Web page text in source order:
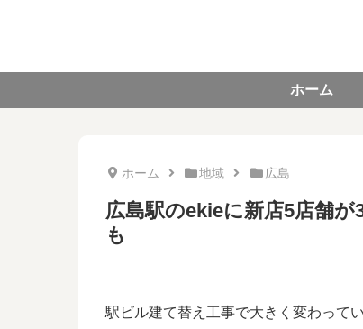
ホーム
ホーム 地域 広島
広島駅のekieに新店5店舗が
も
駅ビル建て替え工事で大きく変わって